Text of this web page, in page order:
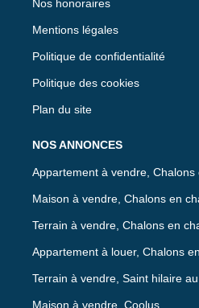
Nos honoraires
Mentions légales
Politique de confidentialité
Politique des cookies
Plan du site
NOS ANNONCES
Appartement à vendre, Chalons
Maison à vendre, Chalons en
Terrain à vendre, Chalons en
Appartement à louer, Chalons
Terrain à vendre, Saint hilaire
Maison à vendre, Coolus